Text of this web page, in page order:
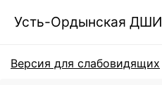
Усть-Ордынская ДШИ
Версия для слабовидящих